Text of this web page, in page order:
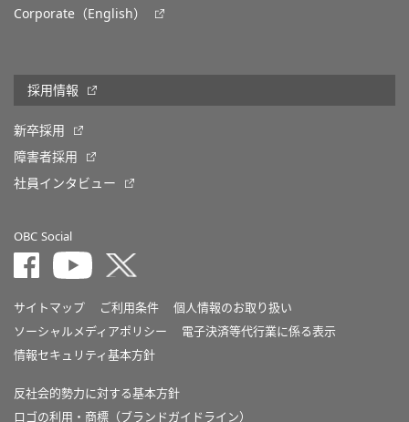
Corporate（English）
採用情報
新卒採用
障害者採用
社員インタビュー
OBC Social
サイトマップ ご利用条件
個人情報のお取り扱い
ソーシャルメディアポリシー
電子決済等代行業に係る表示
情報セキュリティ基本方針
反社会的勢力に対する基本方針
ロゴの利用・商標（ブランドガイドライン）